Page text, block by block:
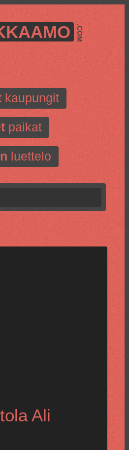
.COM
kaupungit
paikat
luettelo
Ali